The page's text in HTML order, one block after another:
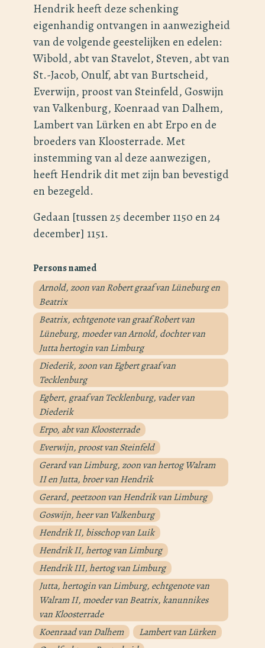
Hendrik heeft deze schenking
eigenhandig ontvangen in aanwezigheid
van de volgende geestelijken en edelen:
Wibold, abt van Stavelot, Steven, abt van
St.-Jacob, Onulf, abt van Burtscheid,
Everwijn, proost van Steinfeld, Goswijn
van Valkenburg, Koenraad van Dalhem,
Lambert van Lürken en abt Erpo en de
broeders van Kloosterrade. Met
instemming van al deze aanwezigen,
heeft Hendrik dit met zijn ban bevestigd
en bezegeld.
Gedaan [tussen 25 december 1150 en 24
december] 1151.
Persons named
Arnold, zoon van Robert graaf van Lüneburg en
Beatrix
Beatrix, echtgenote van graaf Robert van
Lüneburg, moeder van Arnold, dochter van
Jutta hertogin van Limburg
Diederik, zoon van Egbert graaf van
Tecklenburg
Egbert, graaf van Tecklenburg, vader van
Diederik
Erpo, abt van Kloosterrade
Everwijn, proost van Steinfeld
Gerard van Limburg, zoon van hertog Walram
II en Jutta, broer van Hendrik
Gerard, peetzoon van Hendrik van Limburg
Goswijn, heer van Valkenburg
Hendrik II, bisschop van Luik
Hendrik II, hertog van Limburg
Hendrik III, hertog van Limburg
Jutta, hertogin van Limburg, echtgenote van
Walram II, moeder van Beatrix, kanunnikes
van Kloosterrade
Koenraad van Dalhem
Lambert van Lürken